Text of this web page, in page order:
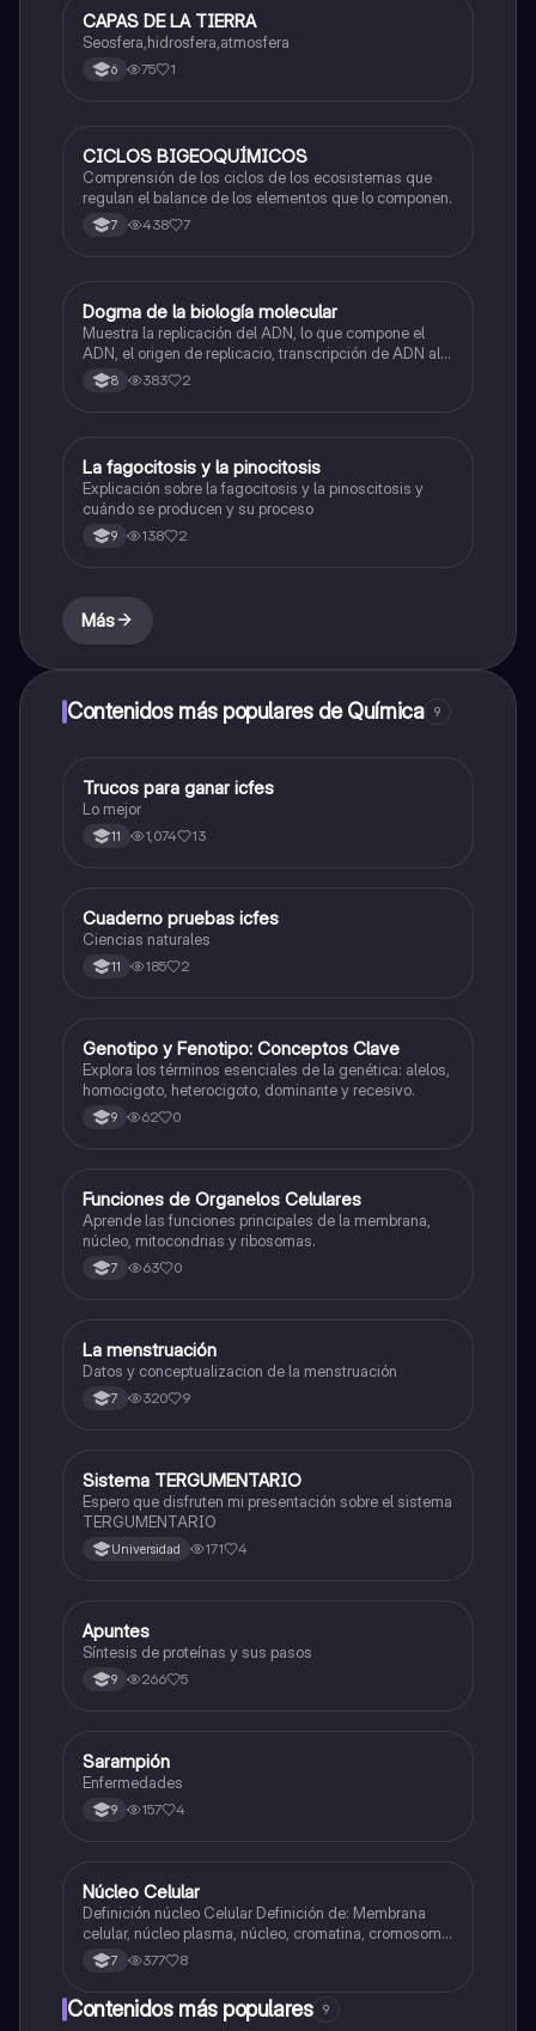
Biologia
CAPAS DE LA TIERRA
Seosfera,hidrosfera,atmosfera
6 75 1
Biologia
CICLOS BIGEOQUÍMICOS
Comprensión de los ciclos de los ecosistemas que
regulan el balance de los elementos que lo componen.
7 438 7
Biologia
Dogma de la biología molecular
Muestra la replicación del ADN, lo que compone el
ADN, el origen de replicacio, transcripción de ADN al
ARN y traducción de ARN a proteína.
8 383 2
Biologia
La fagocitosis y la pinocitosis
Explicación sobre la fagocitosis y la pinoscitosis y
cuándo se producen y su proceso
9 138 2
Más
Contenidos más populares de Química 9
Química
Trucos para ganar icfes
Lo mejor
11 1,074 13
Biologia
Cuaderno pruebas icfes
Ciencias naturales
11 185 2
GBiologia
Genotipo y Fenotipo: Conceptos Clave
Explora los términos esenciales de la genética: alelos,
homocigoto, heterocigoto, dominante y recesivo.
9 62 0
FBiologia
Funciones de Organelos Celulares
Aprende las funciones principales de la membrana,
núcleo, mitocondrias y ribosomas.
7 63 0
Biologia
La menstruación
Datos y conceptualizacion de la menstruación
7 320 9
Biologia
Sistema TERGUMENTARIO
Espero que disfruten mi presentación sobre el sistema
TERGUMENTARIO
Universidad 171 4
Biologia
Apuntes
Síntesis de proteínas y sus pasos
9 266 5
Biologia
Sarampión
Enfermedades
9 157 4
Biologia
Núcleo Celular
Definición núcleo Celular Definición de: Membrana
celular, núcleo plasma, núcleo, cromatina, cromosoma
Interfase Fases de la interfase
7 377 8
Contenidos más populares 9